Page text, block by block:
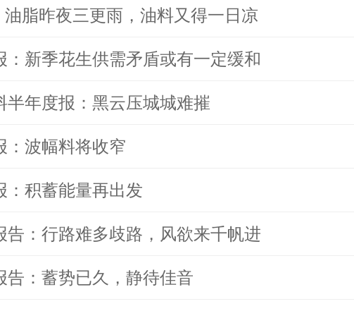
脂昨夜三更雨，油料又得一日凉
：新季花生供需矛盾或有一定缓和
半年度报：黑云压城城难摧
：波幅料将收窄
：积蓄能量再出发
告：行路难多歧路，风欲来千帆进
告：蓄势已久，静待佳音